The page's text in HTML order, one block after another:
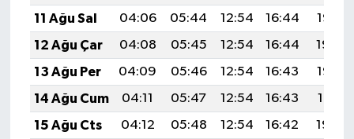
11 Ağu Sal
04:06 05:44 12:54 16:44
19:55
12 Ağu Çar
04:08 05:45 12:54 16:44
19:54
13 Ağu Per
04:09 05:46 12:54 16:43
19:52
14 Ağu Cum
04:11 05:47 12:54 16:43
19:51
15 Ağu Cts
04:12 05:48 12:54 16:42
19:50